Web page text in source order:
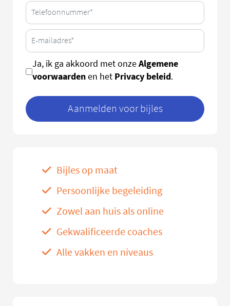
Ja, ik ga akkoord met onzeAlgemene
voorwaardenen het Privacy beleid.
Aanmelden voor bijles
Bijles op maat
Persoonlijke begeleiding
Zowel aan huis als online
Gekwalificeerde coaches
Alle vakken en niveaus